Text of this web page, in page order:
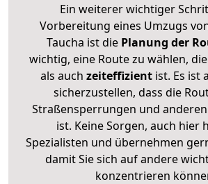
Ein weiterer wichtiger
Vorbereitung eines Umzugs
Taucha ist diePlanung der
wichtig, eine Route zu wählen,
als auch zeiteffizientist. Es ist
sicherzustellen, dass die
Straßensperrungen und
ist. Keine Sorgen, auch hier
Spezialisten und übernehmen
damit Sie sich auf andere
konzentrieren